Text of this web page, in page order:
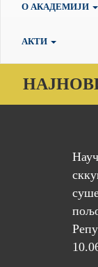
О АКАДЕМИЈИ
АКТИ